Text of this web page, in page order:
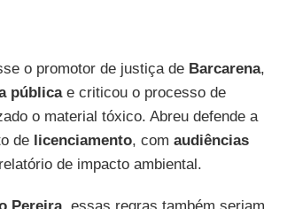
o promotor de justiça de Barcarena,
públicae criticou o processo de
o material tóxico. Abreu defende a
de licenciamento, com audiências
de impacto ambiental.